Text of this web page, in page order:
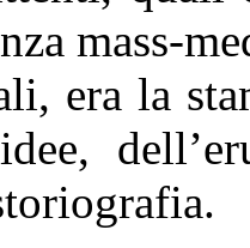
mass-
era la